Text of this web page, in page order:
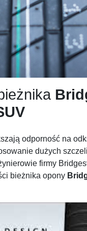
odporność na
dużych
firmy
bieżnika opony